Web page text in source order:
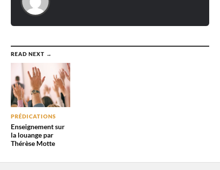
READ NEXT →
PRÉDICATIONS
Enseignement sur
la louange par
Thérèse Motte